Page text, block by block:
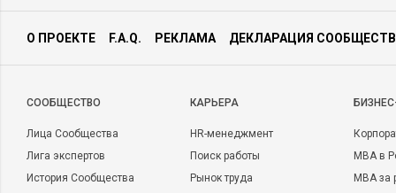
О ПРОЕКТЕ F.A.Q. РЕКЛАМА ДЕКЛАРАЦИЯ
CООБЩЕСТВО
Лица Сообщества
Лига экспертов
История Сообщества
КАРЬЕРА
HR-менеджмент
Поиск работы
Рынок труда
MBA в
MBA